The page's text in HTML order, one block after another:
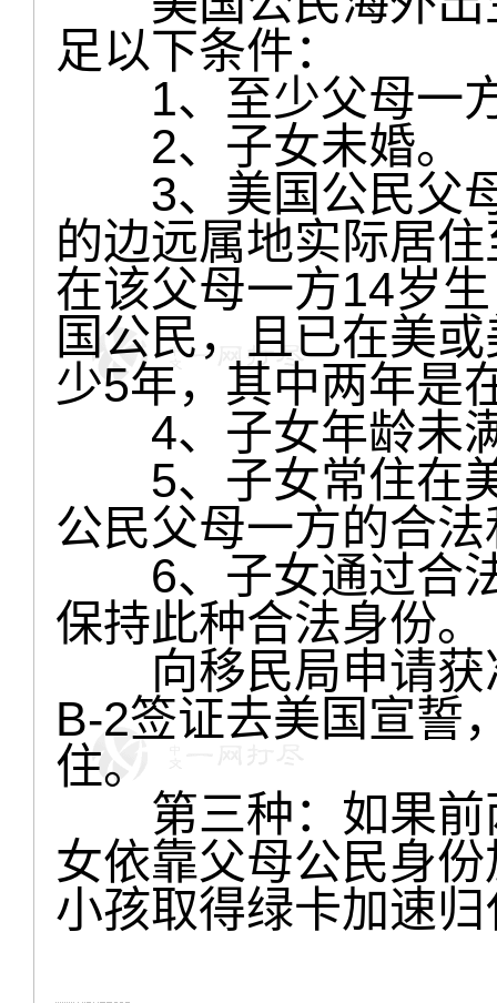
足以下条件：
1、至少父母一
2、子女未婚。
3、美国公民父母
的边远属地实际居
在该父母一方14岁
国公民，且已在美
少5年，其中两年是
4、子女年龄未
5、子女常住在美
公民父母一方的合
6、子女通过合法
保持此种合法身份。
向移民局申请获
B-2签证去美国宣誓
住。
第三种：如果前
女依靠父母公民身
小孩取得绿卡加速